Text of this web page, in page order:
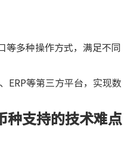
等多种操作方式，满足不同
ERP等第三方平台，实现数
种支持的技术难点